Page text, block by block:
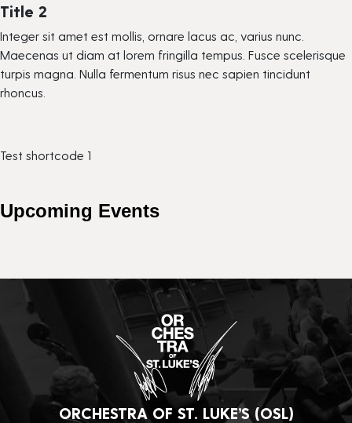
Title 2
Integer sit amet est mollis, ornare lacus ac, varius nunc.
Maecenas ut diam at lorem fringilla tempus. Fusce scelerisque
turpis magna. Nulla fermentum risus nec sapien tincidunt
rhoncus.
Test shortcode 1
Upcoming Events
ORCHESTRA OF ST. LUKE’S (OSL)